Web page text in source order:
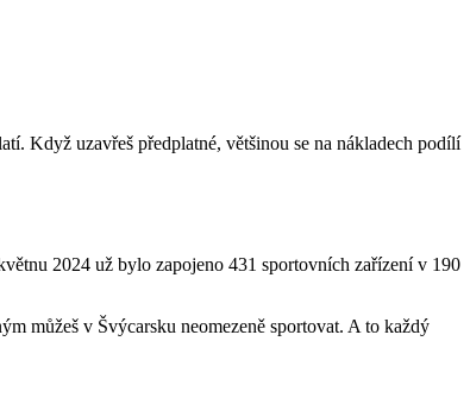
Když uzavřeš předplatné, většinou se na nákladech podílí
2024 už bylo zapojeno 431 sportovních zařízení v 190
můžeš v Švýcarsku neomezeně sportovat. A to každý